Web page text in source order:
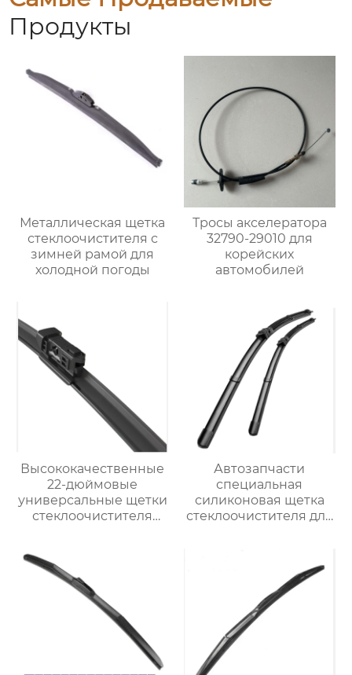
Продукты
Металлическая щетка
стеклоочистителя с
зимней рамой для
холодной погоды
Тросы акселератора
32790-29010 для
корейских
автомобилей
Высококачественные
22-дюймовые
универсальные щетки
стеклоочистителя
Chevrolet Impala 2013-
2006
Автозапчасти
специальная
силиконовая щетка
стеклоочистителя для